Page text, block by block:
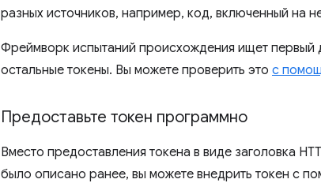
разных источников, например, код, включенный на
Фреймворк испытаний происхождения ищет первый
остальные токены. Вы можете проверить это с
Предоставьте токен программно
Вместо предоставления токена в виде заголовка
было описано ранее, вы можете внедрить токен с